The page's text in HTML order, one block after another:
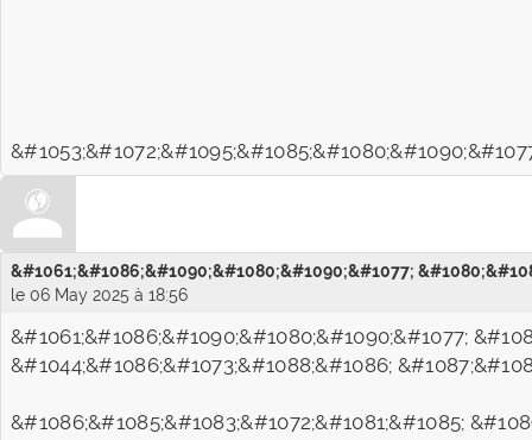
&#1061;&#1086;&#1090;&#1080;&#1090;&#1077;
le 06 May 2025 à 18:56
&#1061;&#1086;&#1090;&#1080;&#1090;&#1077;
&#1044;&#1086;&#1073;&#1088;&#1086;
&#1086;&#1085;&#1083;&#1072;&#1081;&#1085;